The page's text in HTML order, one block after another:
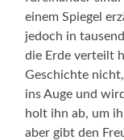
einem Spiegel
jedoch in
die Erde verteilt
Geschichte
ins Auge und
holt ihn ab, um
aber gibt den